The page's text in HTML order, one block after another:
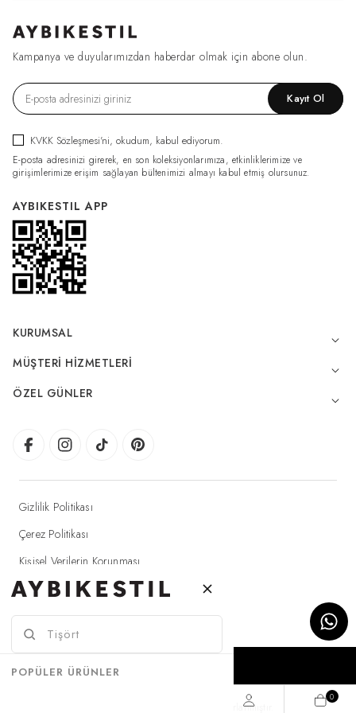
0
Kampanya ve duyularımızdan haberdar olmak için abone olun.
Kayıt Ol
KVKK Sözleşmesi'ni, okudum, kabul ediyorum.
E-posta adresinizi girerek, en son koleksiyonlarımıza, etkinliklerimize ve
girişimlerimize erişim sağlayan bültenimizi almayı kabul etmiş olursunuz.
AYBIKESTIL APP
KURUMSAL
MÜŞTERI HIZMETLERI
ÖZEL GÜNLER
Gizlilik Politikası
Çerez Politikası
Kişisel Verilerin Korunması
Elektronik Ticaret Aydınlatma Metni
Sistemleriyle Hazırlanmıştır.
POPÜLER ÜRÜNLER